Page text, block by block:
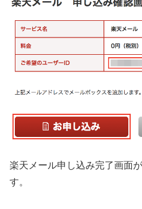
楽天メール申し込み完了画面
す。